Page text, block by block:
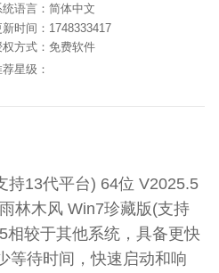
统语言：简体中文
新时间：1748333417
权方式：免费软件
星级：
持13代平台) 64位 V2025.5
林木风 Win7珍藏版(支持
相较于其他系统，具备更快
等待时间，快速启动和响